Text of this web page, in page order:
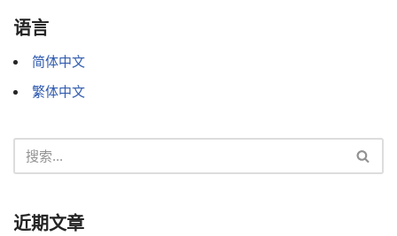
语言
简体中文
繁体中文
近期文章